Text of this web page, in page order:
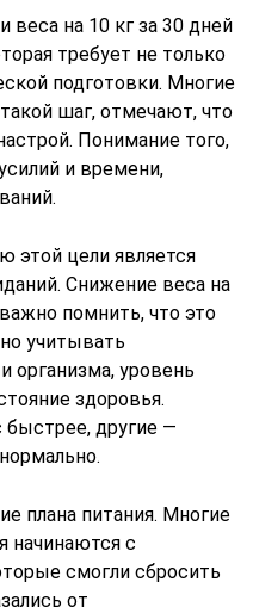
на 10 кг за 30 дней
требует не только
подготовки. Многие
шаг, отмечают, что
Понимание того,
и времени,
цели является
Снижение веса на
помнить, что это
учитывать
организма, уровень
здоровья.
другие —
плана питания. Многие
начинаются с
смогли сбросить
от